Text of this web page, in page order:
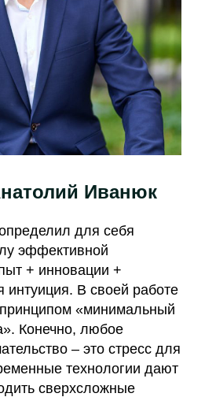
Иванюк
для себя
эффективной
+ инновации +
интуиция. В своей работе
«минимальный
Конечно, любое
– это стресс для
технологии дают
сверхсложные